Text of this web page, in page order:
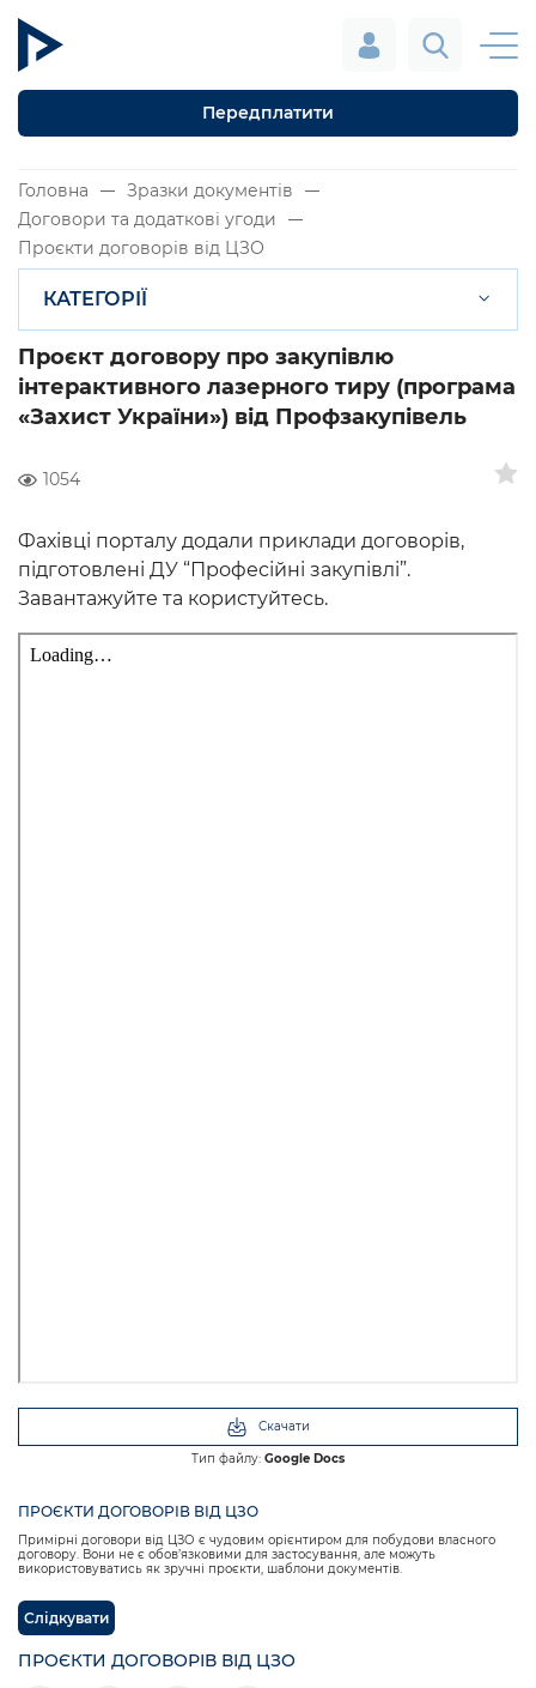
Передплатити
Головна
Зразки документів
Договори та додаткові угоди
Проєкти договорів від ЦЗО
КАТЕГОРІЇ
Проєкт договору про закупівлю
інтерактивного лазерного тиру (програма
«Захист України») від Профзакупівель
1054
Фахівці порталу додали приклади договорів,
підготовлені ДУ “Професійні закупівлі”.
Завантажуйте та користуйтесь.
Скачати
Тип файлу: Google Docs
ПРОЄКТИ ДОГОВОРІВ ВІД ЦЗО
Примірні договори від ЦЗО є чудовим орієнтиром для побудови власного
договору. Вони не є обовʼязковими для застосування, але можуть
використовуватись як зручні проєкти, шаблони документів.
Слідкувати
ПРОЄКТИ ДОГОВОРІВ ВІД ЦЗО